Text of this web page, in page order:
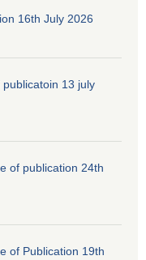
16th July 2026
13 july
of publication 24th
of Publication 19th